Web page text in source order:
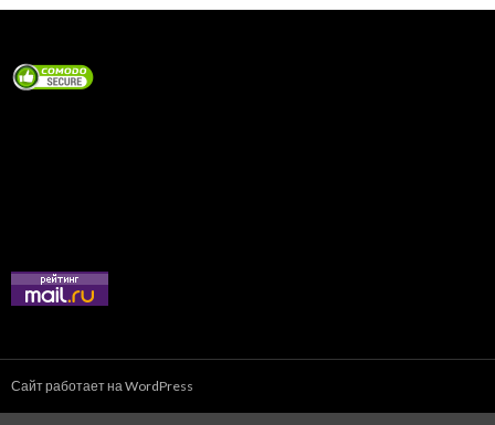
Сайт работает на WordPress